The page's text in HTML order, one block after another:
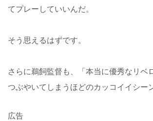
てプレーしていいんだ。
そう思えるはずです。
さらに鵜飼監督も、「本当に優秀なリベ
つぶやいてしまうほどのカッコイイシー
広告